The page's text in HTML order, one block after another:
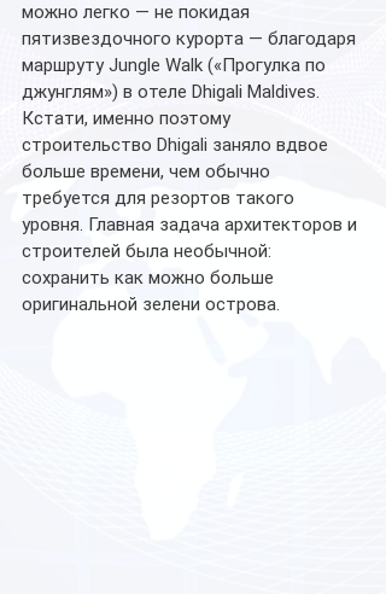
можно легко — не покидая
пятизвездочного курорта — благодаря
маршруту Jungle Walk («Прогулка по
джунглям») в отеле Dhigali Maldives.
Кстати, именно поэтому
строительство Dhigali заняло вдвое
больше времени, чем обычно
требуется для резортов такого
уровня. Главная задача архитекторов и
строителей была необычной:
сохранить как можно больше
оригинальной зелени острова.